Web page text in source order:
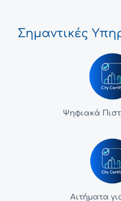
Σημαντικές
Ψηφιακά
Αιτήματα